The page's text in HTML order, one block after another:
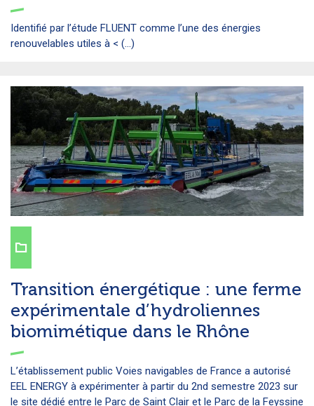
Identifié par l’étude FLUENT comme l’une des énergies
renouvelables utiles à < (...)
Transition énergétique : une ferme
expérimentale d’hydroliennes
biomimétique dans le Rhône
L’établissement public Voies navigables de France a autorisé
EEL ENERGY à expérimenter à partir du 2nd semestre 2023 sur
le site dédié entre le Parc de Saint Clair et le Parc de la Feyssine